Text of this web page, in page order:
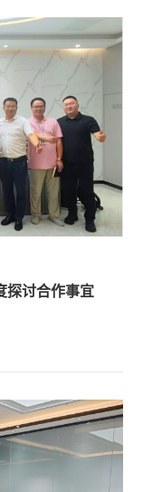
探讨合作事宜